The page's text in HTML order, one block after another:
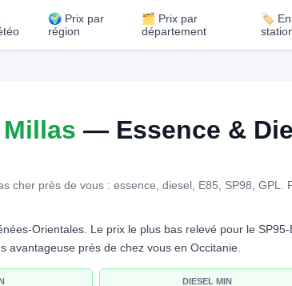
🌍 Prix par
région
🗂️ Prix par
département
🏷️
Millas — Essence &
cher près de vous : essence, diesel, E85, SP98, GPL.
Orientales. Le prix le plus bas relevé pour le
avantageuse près de chez vous en Occitanie.
DIESEL MIN